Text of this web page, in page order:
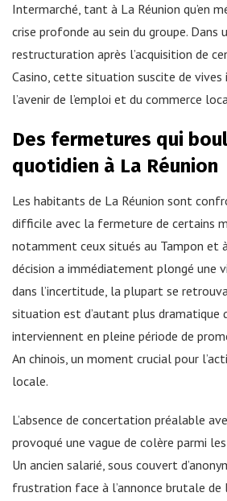
Intermarché, tant à La Réunion qu’en
crise profonde au sein du groupe. Dans
restructuration après l’acquisition de
Casino, cette situation suscite de vives
l’avenir de l’emploi et du commerce
Des fermetures qui
quotidien à La Réunion
Les habitants de La Réunion sont
difficile avec la fermeture de certains
notamment ceux situés au Tampon et
décision a immédiatement plongé une
dans l’incertitude, la plupart se
situation est d’autant plus dramatique
interviennent en pleine période de
An chinois, un moment crucial pour
locale.
L’absence de concertation préalable
provoqué une vague de colère parmi
Un ancien salarié, sous couvert
frustration face à l’annonce brutale